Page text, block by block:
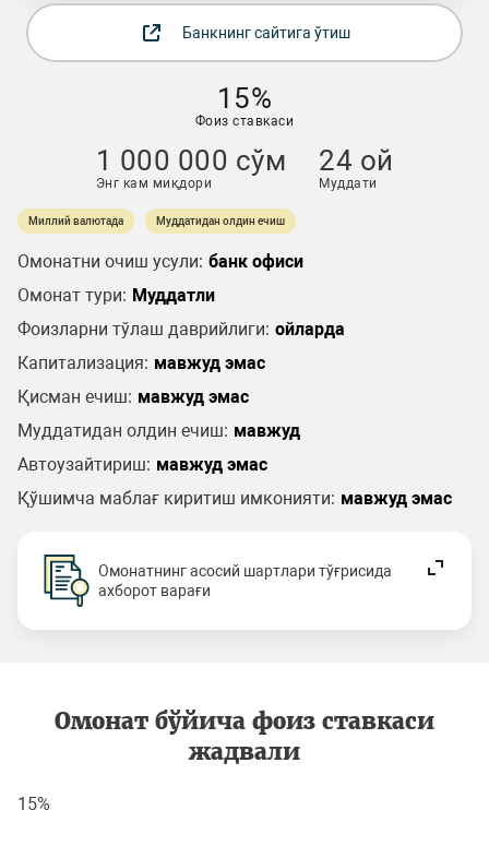
Банкнинг сайтига ўтиш
15%
Фоиз ставкаси
1 000 000 сўм
Энг кам миқдори
24 ой
Муддати
Миллий валютада Муддатидан олдин ечиш
Омонатни очиш усули: банк офиси
Омонат тури: Муддатли
Фоизларни тўлаш даврийлиги: ойларда
Капитализация: мавжуд эмас
Қисман ечиш: мавжуд эмас
Муддатидан олдин ечиш: мавжуд
Автоузайтириш: мавжуд эмас
Қўшимча маблағ киритиш имконияти: мавжуд эмас
Омонатнинг асосий шартлари тўғрисида
ахборот варағи
Омонат бўйича фоиз ставкаси
жадвали
15%